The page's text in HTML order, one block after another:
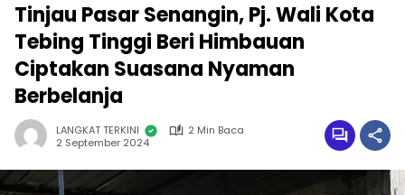
Tinjau Pasar Senangin, Pj. Wali Kota
Tebing Tinggi Beri Himbauan
Ciptakan Suasana Nyaman
Berbelanja
LANGKAT TERKINI
2 Min Baca
2 September 2024